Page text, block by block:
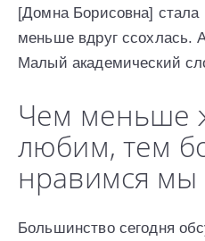
[Домна Борисовна] стала
меньше вдруг
Малый академический
Чем меньше
любим, тем
нравимся мы
Большинство сегодня